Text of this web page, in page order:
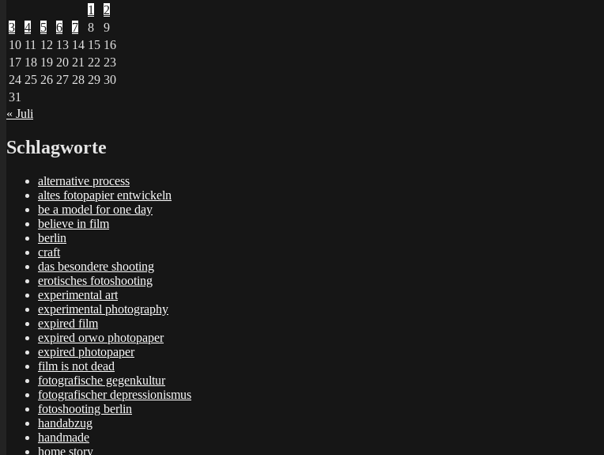
1
2
3
4 5 6 7 8
9
10 11 12 13 14 15 16
17 18 19 20 21 22 23
24 25 26 27 28 29 30
31
« Juli
Schlagworte
alternative process
altes fotopapier entwickeln
be a model for one day
believe in film
berlin
craft
das besondere shooting
erotisches fotoshooting
experimental art
experimental photography
expired film
expired orwo photopaper
expired photopaper
film is not dead
fotografische gegenkultur
fotografischer depressionismus
fotoshooting berlin
handabzug
handmade
home story